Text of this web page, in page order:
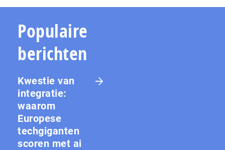
Populaire
berichten
Kwestie van
integratie:
waarom
Europese
techgiganten
scoren met ai